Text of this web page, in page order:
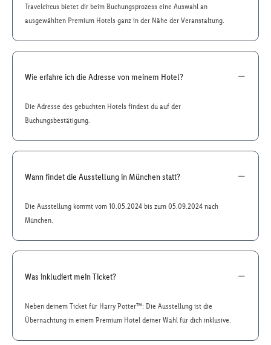
Travelcircus bietet dir beim Buchungsprozess eine Auswahl an
ausgewählten Premium Hotels ganz in der Nähe der Veranstaltung.
Wie erfahre ich die Adresse von meinem Hotel?
Die Adresse des gebuchten Hotels findest du auf der
Buchungsbestätigung.
Wann findet die Ausstellung in München statt?
Die Ausstellung kommt vom 10.05.2024 bis zum 05.09.2024 nach
München.
Was inkludiert mein Ticket?
Neben deinem Ticket für Harry Potter™: Die Ausstellung ist die
Übernachtung in einem Premium Hotel deiner Wahl für dich inklusive.